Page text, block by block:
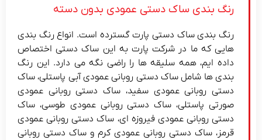
رنگ بندی ساک دستی عمودی بدون دسته
رنگ بندی ساک دستی پارت گسترده است. انواع رنگ بندی
هایی که ما در شرکت پارت به این ساک دستی اختصاص
داده ایم، همه سلیقه ها را راضی نگه می دارد. این رنگ
بندی ها شامل ساک دستی روبانی عمودی آبی پاستلی، ساک
دستی روبانی عمودی سفید، ساک دستی روبانی عمودی
صورتی پاستلی، ساک دستی روبانی عمودی طوسی، ساک
دستی روبانی عمودی فیروزه ای، ساک دستی روبانی عمودی
قرمز، ساک دستی روبانی عمودی کرم و ساک دستی روبانی